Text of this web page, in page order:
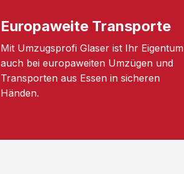
Europaweite Transporte
Mit Umzugsprofi Glaser ist Ihr Eigentum
auch bei europaweiten Umzügen und
Transporten aus Essen in sicheren
Händen.